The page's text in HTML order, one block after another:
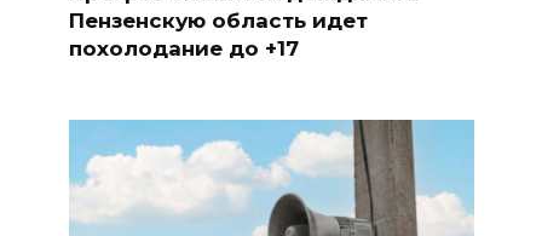
Пензенскую область идет
похолодание до +17